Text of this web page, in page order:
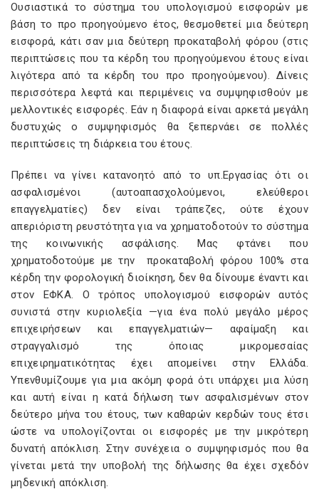
Ουσιαστικά το σύστημα του υπολογισμού εισφορών με
βάση το προ προηγούμενο έτος, θεσμοθετεί μια δεύτερη
εισφορά, κάτι σαν μια δεύτερη προκαταβολή φόρου (στις
περιπτώσεις που τα κέρδη του προηγούμενου έτους είναι
λιγότερα από τα κέρδη του προ προηγούμενου). Δίνεις
περισσότερα λεφτά και περιμένεις να συμψηφισθούν με
μελλοντικές εισφορές. Εάν η διαφορά είναι αρκετά μεγάλη
δυστυχώς ο συμψηφισμός θα ξεπερνάει σε πολλές
περιπτώσεις τη διάρκεια του έτους.
Πρέπει να γίνει κατανοητό από το υπ.Εργασίας ότι οι
ασφαλισμένοι (αυτοαπασχολούμενοι, ελεύθεροι
επαγγελματίες) δεν είναι τράπεζες, ούτε έχουν
απεριόριστη ρευστότητα για να χρηματοδοτούν το σύστημα
της κοινωνικής ασφάλισης. Μας φτάνει που
χρηματοδοτούμε με την προκαταβολή φόρου 100% στα
κέρδη την φορολογική διοίκηση, δεν θα δίνουμε έναντι και
στον ΕΦΚΑ. Ο τρόπος υπολογισμού εισφορών αυτός
συνιστά στην κυριολεξία —για ένα πολύ μεγάλο μέρος
επιχειρήσεων και επαγγελματιών— αφαίμαξη και
στραγγαλισμό της όποιας μικρομεσαίας
επιχειρηματικότητας έχει απομείνει στην Ελλάδα.
Υπενθυμίζουμε για μια ακόμη φορά ότι υπάρχει μια λύση
και αυτή είναι η κατά δήλωση των ασφαλισμένων στον
δεύτερο μήνα του έτους, των καθαρών κερδών τους έτσι
ώστε να υπολογίζονται οι εισφορές με την μικρότερη
δυνατή απόκλιση. Στην συνέχεια ο συμψηφισμός που θα
γίνεται μετά την υποβολή της δήλωσης θα έχει σχεδόν
μηδενική απόκλιση.